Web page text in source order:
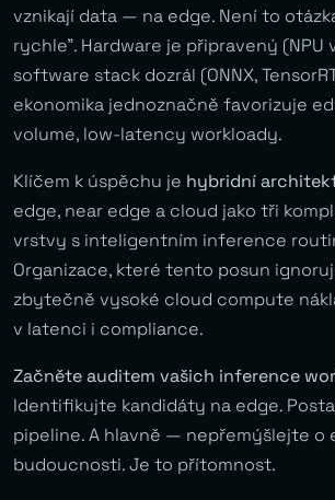
vznikají data — na edge. Není to otázka
rychle”. Hardware je připravený (NPU
software stack dozrál (ONNX,
ekonomika jednoznačně favorizuje
volume, low-latency workloady.
Klíčem k úspěchu je hybridní
edge, near edge a cloud jako tři
vrstvy s inteligentním inference
Organizace, které tento posun
zbytečně vysoké cloud compute
v latenci i compliance.
Začněte auditem vašich inference
Identifikujte kandidáty na edge.
pipeline. A hlavně — nepřemýšlejte o
budoucnosti. Je to přítomnost.